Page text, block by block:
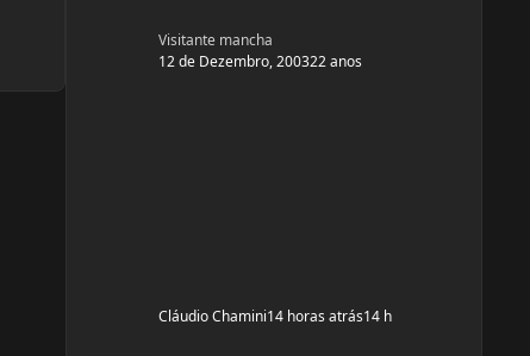
Visitante mancha
12 de Dezembro, 200322 anos
Cláudio Chamini14 horas atrás14 h